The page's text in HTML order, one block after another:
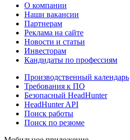
О компании
Наши вакансии
Партнерам
Реклама на сайте
Новости и статьи
Инвесторам
Кандидаты по профессиям
Производственный календарь
Требования к ПО
Безопасный HeadHunter
HeadHunter API
Поиск работы
Поиск по резюме